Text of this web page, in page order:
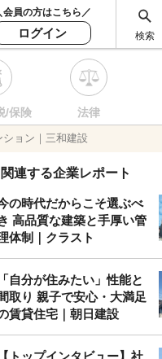
会員の方はこちら／
ログイン 検索
/保険 法律
ョン｜三和建設
関連する企業レポート
の時代だからこそ選ぶべ
高品質な建築と手厚い管
体制｜クラスト
「自分が住みたい」性能と
取り 親子で安心・大満足
賃貸住宅｜朝日建設
【トップインタビュー】社